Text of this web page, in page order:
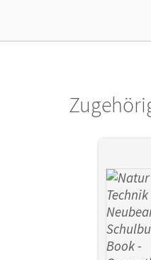
ein Jahr lang ergänzend
Cornelsen Verlag
Lichtenberger, Jochim;